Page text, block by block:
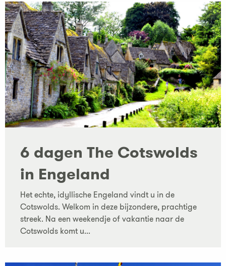
6 dagen The Cotswolds
in Engeland
Het echte, idyllische Engeland vindt u in de
Cotswolds. Welkom in deze bijzondere, prachtige
streek. Na een weekendje of vakantie naar de
Cotswolds komt u...